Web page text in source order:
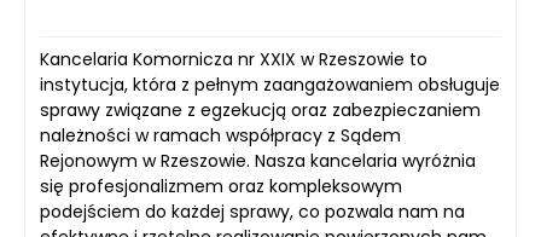
Kancelaria Komornicza nr XXIX w Rzeszowie to
instytucja, która z pełnym zaangażowaniem obsługuje
sprawy związane z egzekucją oraz zabezpieczaniem
należności w ramach współpracy z Sądem
Rejonowym w Rzeszowie. Nasza kancelaria wyróżnia
się profesjonalizmem oraz kompleksowym
podejściem do każdej sprawy, co pozwala nam na